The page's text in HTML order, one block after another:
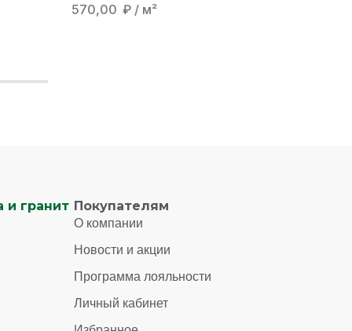
570,00 ₽ / м²
и гранит Покупателям
О компании
Новости и акции
Программа лояльности
Личный кабинет